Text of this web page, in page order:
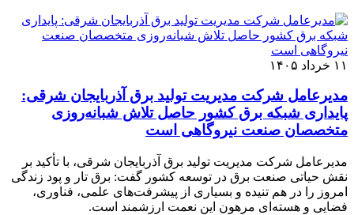
۱۱ خرداد ۱۴۰۵
مدیرعامل شرکت مدیریت تولید برق آذربایجان شرقی:
پایداری شبکه برق کشور حاصل تلاش شبانه‌روزی
متخصصان صنعت نیروگاهی است
مدیرعامل شرکت مدیریت تولید برق آذربایجان شرقی، با تأکید بر
نقش حیاتی صنعت برق در توسعه کشور گفت: برق تار و پود زندگی
امروز را در هم تنیده و بسیاری از پیشرفت‌های علمی، فناوری،
فضایی و هسته‌ای مرهون این نعمت ارزشمند است.